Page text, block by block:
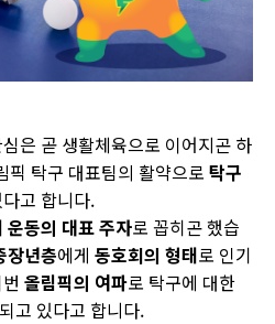
은 곧 생활체육으로 이어지곤 하
탁구 대표팀의 활약으로 탁구
고 합니다.
운동의 대표 주자로 꼽히곤 했습
장년층에게 동호회의 형태로 인기
올림픽의 여파로 탁구에 대한
되고 있다고 합니다.